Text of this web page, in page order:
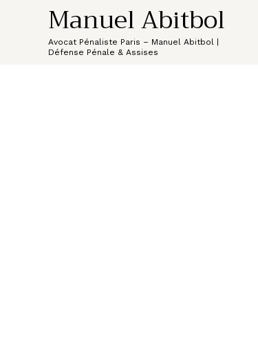
Manuel Abitbol
Avocat Pénaliste Paris – Manuel Abitbol |
Défense Pénale & Assises